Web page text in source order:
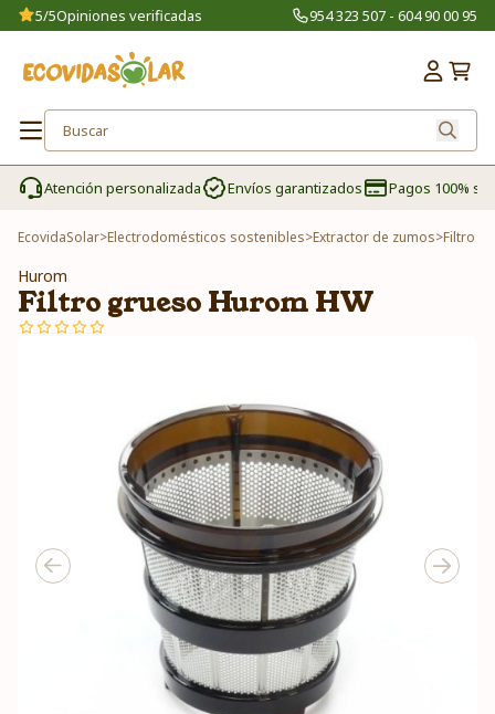
5/5Opiniones verificadas 954 323 507 - 604 90 00 95
Atención personalizada Envíos garantizados Pagos 100%
EcovidaSolar>Electrodomésticos sostenibles>Extractor de zumos>Filtro
Hurom
Filtro grueso Hurom HW